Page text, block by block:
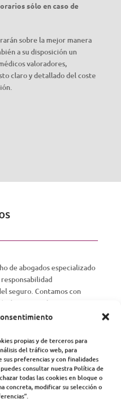
propias y de terceros para
del tráfico web, para
preferencias y con finalidades
consultar nuestra Política de
todas las cookies en bloque o
concreta, modificar su selección o
sólo en caso de
sobre la mejor manera
a su disposición un
valoradores,
claro y detallado del coste
de abogados especializado
seguro. Contamos con
de 20 años de experiencia
por accidentes de
la defensa de los
que haya sufrido un
un accidente en su
un error médico, o